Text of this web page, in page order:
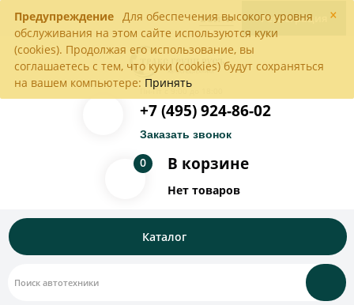
×
Предупреждение Для обеспечения высокого уровня
обслуживания на этом сайте используются куки
(cookies). Продолжая его использование, вы
соглашаетесь с тем, что куки (cookies) будут сохраняться
на вашем компьютере: Принять
Войти Регистрация
Пн-Пт с 9:00 до 18:00
+7 (495) 924-86-02
Заказать звонок
В корзине
0
Нет товаров
Каталог